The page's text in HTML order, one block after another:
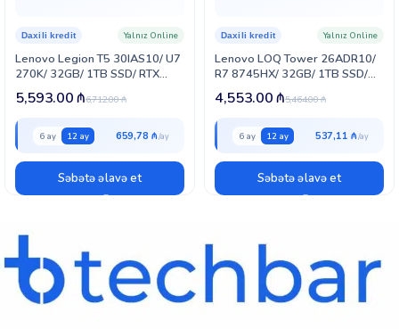
Lenovo Legion T5 30IAS10/ U7
270K/ 32GB/ 1TB SSD/ RTX
5060 Ti 8GB
Daxili kredit Yalnız Online
6,712.00₼
5,593.00₼
6 ay 12 ay 659,78 ₼
Səbətə əlavə et
Lenovo LOQ Tower 26ADR10/
R7 8745HX/ 32GB/ 1TB SSD/
RTX 5060 Ti 8GB/ Win11 H
Daxili kredit Yalnız Online
5,464.00₼
4,553.00₼
6 ay 12 ay 537,11 ₼
Səbətə əlavə et